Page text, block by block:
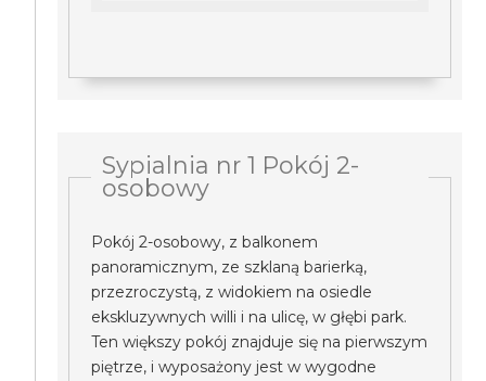
Sypialnia nr 1 Pokój 2-
osobowy
Pokój 2-osobowy, z balkonem
panoramicznym, ze szklaną barierką,
przezroczystą, z widokiem na osiedle
ekskluzywnych willi i na ulicę, w głębi park.
Ten większy pokój znajduje się na pierwszym
piętrze, i wyposażony jest w wygodne